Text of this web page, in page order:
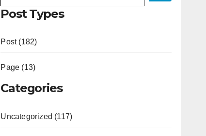
Post Types
Post (182)
Page (13)
Categories
Uncategorized (117)